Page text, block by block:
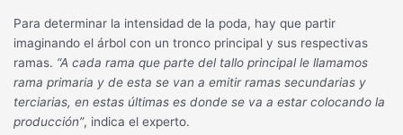
Para determinar la intensidad de la poda, hay que partir
imaginando el árbol con un tronco principal y sus respectivas
ramas. “A cada rama que parte del tallo principal le llamamos
rama primaria y de esta se van a emitir ramas secundarias y
terciarias, en estas últimas es donde se va a estar colocando la
producción”, indica el experto.